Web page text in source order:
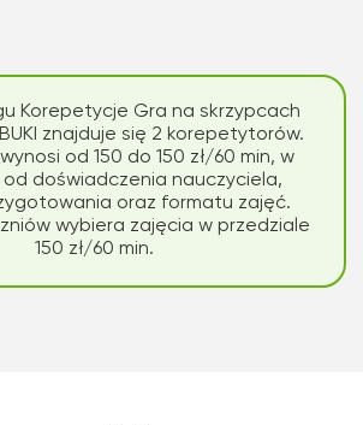
Korepetycje Gra na skrzypcach
znajduje się 2 korepetytorów.
od 150 do 150 zł/60 min, w
od doświadczenia nauczyciela,
oraz formatu zajęć.
wybiera zajęcia w przedziale
150 zł/60 min.